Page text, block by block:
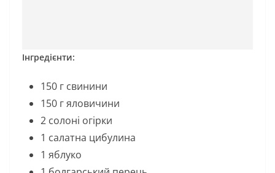
Інгредієнти:
150 г свинини
150 г яловичини
2 солоні огірки
1 салатна цибулина
1 яблуко